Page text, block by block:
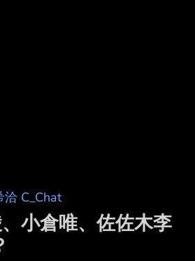
洽 C_Chat
小倉唯、佐佐木李